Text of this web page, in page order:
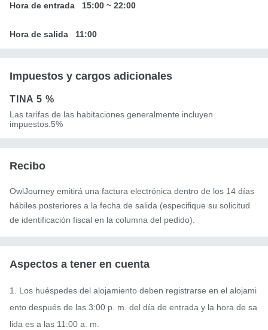
Hora de entrada 15:00 ~ 22:00
Hora de salida 11:00
Impuestos y cargos adicionales
TINA 5 %
Las tarifas de las habitaciones generalmente incluyen
impuestos.5%
Recibo
OwlJourney emitirá una factura electrónica dentro de los 14 días
hábiles posteriores a la fecha de salida (especifique su solicitud
de identificación fiscal en la columna del pedido).
Aspectos a tener en cuenta
1. Los huéspedes del alojamiento deben registrarse en el alojami
ento después de las 3:00 p. m. del día de entrada y la hora de sa
lida es a las 11:00 a. m.